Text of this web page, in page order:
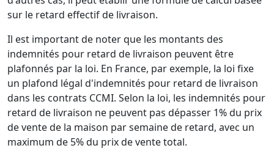
sur le retard effectif de livraison.
Il est important de noter que les montants des
indemnités pour retard de livraison peuvent être
plafonnés par la loi. En France, par exemple, la loi fixe
un plafond légal d'indemnités pour retard de livraison
dans les contrats CCMI. Selon la loi, les indemnités pour
retard de livraison ne peuvent pas dépasser 1% du prix
de vente de la maison par semaine de retard, avec un
maximum de 5% du prix de vente total.